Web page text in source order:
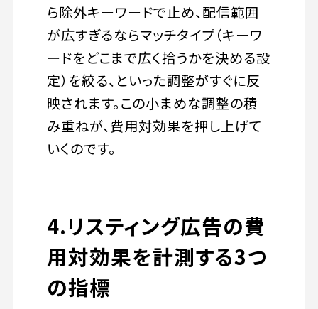
ら除外キーワードで止め、配信範囲
が広すぎるならマッチタイプ（キーワ
ードをどこまで広く拾うかを決める設
定）を絞る、といった調整がすぐに反
映されます。この小まめな調整の積
み重ねが、費用対効果を押し上げて
いくのです。
4.リスティング広告の費
用対効果を計測する3つ
の指標